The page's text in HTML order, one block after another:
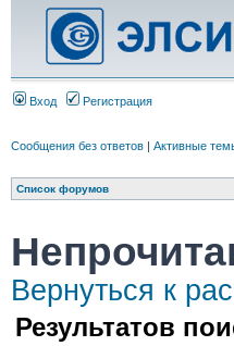
Вход Регистрация
Сообщения без ответов | Активные
Список форумов
Вернуться к
Результатов